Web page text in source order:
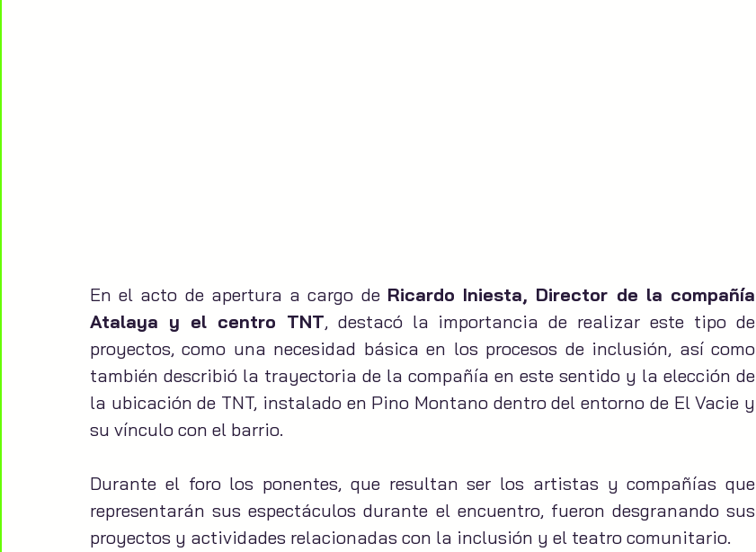
En el acto de apertura a cargo de Ricardo Iniesta, Director de la compañía
Atalaya y el centro TNT, destacó la importancia de realizar este tipo de
proyectos, como una necesidad básica en los procesos de inclusión, así como
también describió la trayectoria de la compañía en este sentido y la elección de
la ubicación de TNT, instalado en Pino Montano dentro del entorno de El Vacie y
su vínculo con el barrio.
Durante el foro los ponentes, que resultan ser los artistas y compañías que
representarán sus espectáculos durante el encuentro, fueron desgranando sus
proyectos y actividades relacionadas con la inclusión y el teatro comunitario.